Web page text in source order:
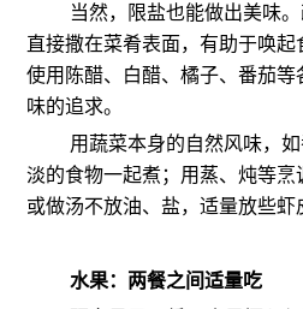
当然，限盐也能做出美味
直接撒在菜肴表面，有助于唤起
使用陈醋、白醋、橘子、番茄
味的追求。
用蔬菜本身的自然风味，
淡的食物一起煮；用蒸、炖等烹
或做汤不放油、盐，适量放些虾
水果：两餐之间适量吃